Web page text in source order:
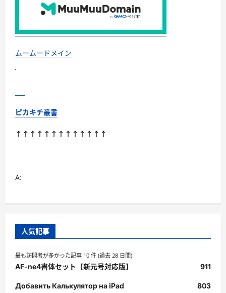
ら
に
む
ムームードメイン
ピカキチ叢書
↑↑↑↑↑↑↑↑↑↑↑↑↑
A:
人気記事
最も訪問者が多かった記事 10 件 (過去 28 日間)
AF-ne4書体セット【新元号対応版】 911
Добавить Калькулятор на iPad 803